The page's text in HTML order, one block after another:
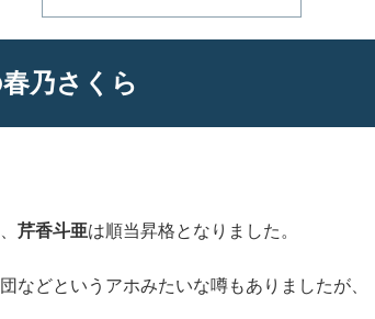
乃さくら
芹香斗亜は順当昇格となりました。
などというアホみたいな噂もありましたが、